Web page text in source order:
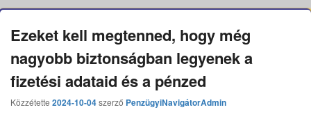
Ezeket kell megtenned, hogy még
nagyobb biztonságban legyenek a
fizetési adataid és a pénzed
Közzétette 2024-10-04szerző PenzügyiNavigátorAdmin